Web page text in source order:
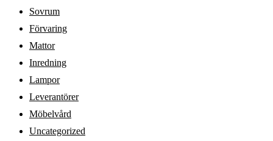
Sovrum
Förvaring
Mattor
Inredning
Lampor
Leverantörer
Möbelvård
Uncategorized